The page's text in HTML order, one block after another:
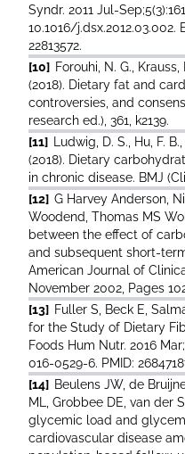
Syndr. 2011 Jul-
10.1016/j.dsx.2012.03.002.
22813572.
[10] Forouhi, N. G.,
(2018). Dietary fat and
controversies, and
research ed.), 361, k2139.
[11]
Ludwig, D. S., Hu, F.
(2018). Dietary
in chronic disease. BMJ
[12] G Harvey Anderson,
Woodend, Thomas MS
between the effect of
and subsequent short-
American Journal of
November 2002, Pages
[13] Fuller S, Beck E,
for the Study of Dietary
Foods Hum Nutr. 2016
016-0529-6. PMID:
[14] Beulens JW, de
ML, Grobbee DE, van der
glycemic load and
cardiovascular disease